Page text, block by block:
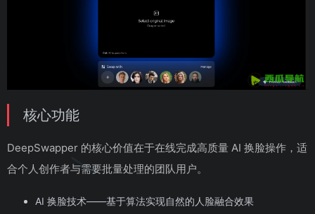
核心功能
DeepSwapper 的核心价值在于在线完成高质量 AI 换脸操作，适
合个人创作者与需要批量处理的团队用户。
AI 换脸技术——基于算法实现自然的人脸融合效果